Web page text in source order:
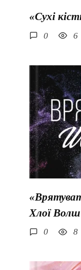
«Сухі
0 6
Хлої Волш
0 8